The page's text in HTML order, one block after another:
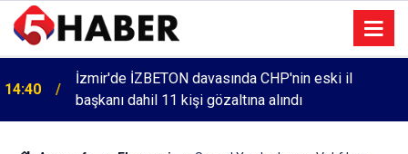
14:40
İzmir'de İZBETON davasında CHP'nin eski il
başkanı dahil 11 kişi gözaltına alındı